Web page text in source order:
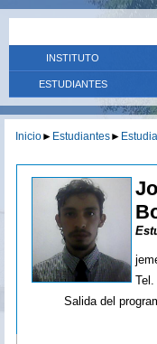
INSTITUTO
ESTUDIANTES
Inicio► Estudiantes►
Salida del